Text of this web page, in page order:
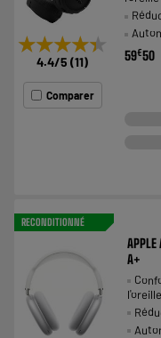
★★★★★
★★★★★
4.4/5 (11)
Comparer
59€50
RECONDITIONNÉ
A+
l'oreille